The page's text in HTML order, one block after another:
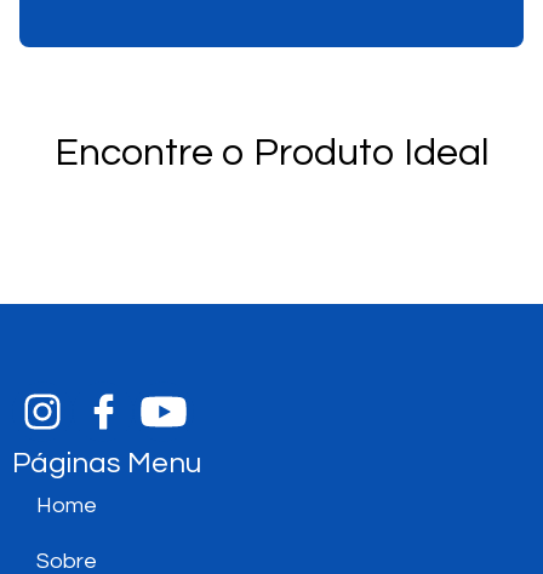
Encontre o Produto Ideal
Páginas Menu
Home
Sobre